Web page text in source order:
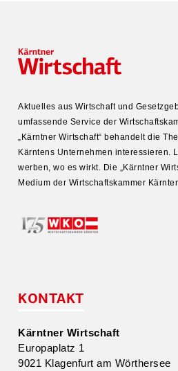
Aktuelles aus Wirtschaft und
umfas­sende Service der
„Kärntner Wirtschaft“ behandelt die
Kärntens Unter­nehmen inter­es­sieren.
werben, wo es wirkt. Die „Kärntner
Medium der Wirtschafts­kammer
KONTAKT
Kärntner Wirtschaft
Europa­platz 1
9021 Klagenfurt am Wörthersee